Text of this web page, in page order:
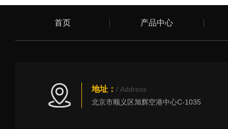
首页 产品中心
地址： / Address
北京市顺义区旭辉空港中心C-1035